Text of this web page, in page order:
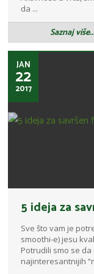
da ...
Saznaj
JAN
22
2017
5 ideja za
Sve što vam je
smoothi-e) jesu
Potrudili smo se
najinteresantnijih